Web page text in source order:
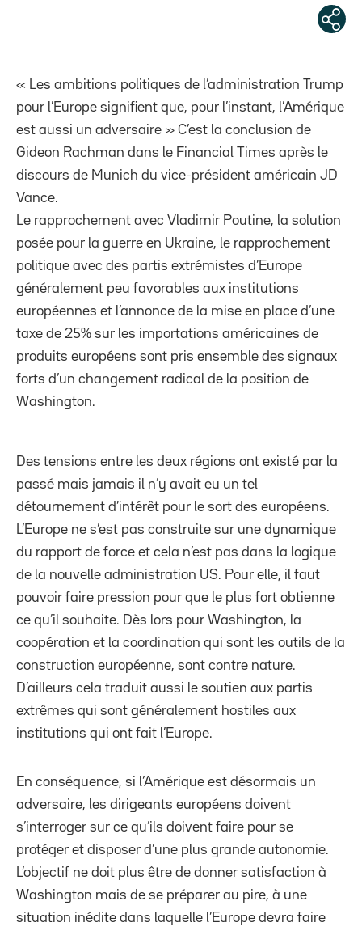
« Les ambitions politiques de l’administration Trump
pour l’Europe signifient que, pour l’instant, l’Amérique
est aussi un adversaire » C’est la conclusion de
Gideon Rachman dans le Financial Times après le
discours de Munich du vice-président américain JD
Vance.
Le rapprochement avec Vladimir Poutine, la solution
posée pour la guerre en Ukraine, le rapprochement
politique avec des partis extrémistes d’Europe
généralement peu favorables aux institutions
européennes et l’annonce de la mise en place d’une
taxe de 25% sur les importations américaines de
produits européens sont pris ensemble des signaux
forts d’un changement radical de la position de
Washington.
Des tensions entre les deux régions ont existé par la
passé mais jamais il n’y avait eu un tel
détournement d’intérêt pour le sort des européens.
L’Europe ne s’est pas construite sur une dynamique
du rapport de force et cela n’est pas dans la logique
de la nouvelle administration US. Pour elle, il faut
pouvoir faire pression pour que le plus fort obtienne
ce qu’il souhaite. Dès lors pour Washington, la
coopération et la coordination qui sont les outils de la
construction européenne, sont contre nature.
D’ailleurs cela traduit aussi le soutien aux partis
extrêmes qui sont généralement hostiles aux
institutions qui ont fait l’Europe.
En conséquence, si l’Amérique est désormais un
adversaire, les dirigeants européens doivent
s’interroger sur ce qu’ils doivent faire pour se
protéger et disposer d’une plus grande autonomie.
L’objectif ne doit plus être de donner satisfaction à
Washington mais de se préparer au pire, à une
situation inédite dans laquelle l’Europe devra faire